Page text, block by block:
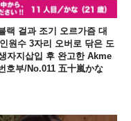
랙 걸과 조기 오르가즘 대
원수 3자리 오버로 닦은 도
자지삽입 후 완고한 Akme
호부/No.011 五十嵐かな